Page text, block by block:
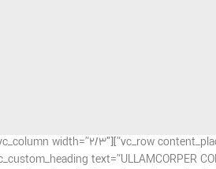
vc_row][vc_row content_placement=”middle” css=”.vc_custom_1494491695681{margin-bottom: 6vh !important;}”][vc_column width=”2/3″
bottom: 20px